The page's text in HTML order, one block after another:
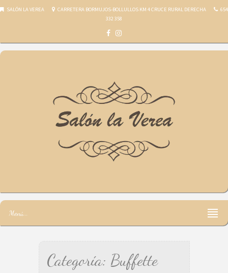
SALÓN LA VEREA CARRETERA BORMUJOS-BOLLULLOS KM 4 CRUCE RURAL DERECHA
654
332 358
Salón la Verea
Menú...
Categoría: Buffette